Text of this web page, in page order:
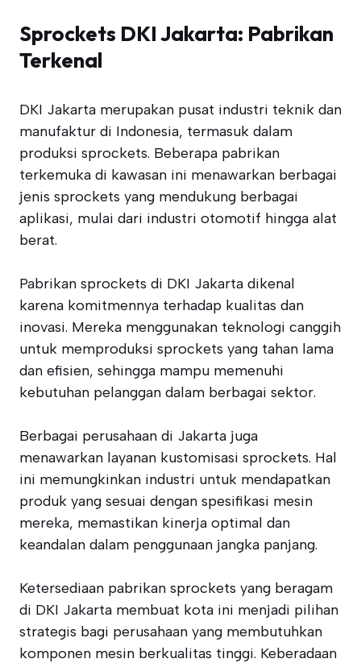
Sprockets DKI Jakarta: Pabrikan
Terkenal
DKI Jakarta merupakan pusat industri teknik dan
manufaktur di Indonesia, termasuk dalam
produksi sprockets. Beberapa pabrikan
terkemuka di kawasan ini menawarkan berbagai
jenis sprockets yang mendukung berbagai
aplikasi, mulai dari industri otomotif hingga alat
berat.
Pabrikan sprockets di DKI Jakarta dikenal
karena komitmennya terhadap kualitas dan
inovasi. Mereka menggunakan teknologi canggih
untuk memproduksi sprockets yang tahan lama
dan efisien, sehingga mampu memenuhi
kebutuhan pelanggan dalam berbagai sektor.
Berbagai perusahaan di Jakarta juga
menawarkan layanan kustomisasi sprockets. Hal
ini memungkinkan industri untuk mendapatkan
produk yang sesuai dengan spesifikasi mesin
mereka, memastikan kinerja optimal dan
keandalan dalam penggunaan jangka panjang.
Ketersediaan pabrikan sprockets yang beragam
di DKI Jakarta membuat kota ini menjadi pilihan
strategis bagi perusahaan yang membutuhkan
komponen mesin berkualitas tinggi. Keberadaan